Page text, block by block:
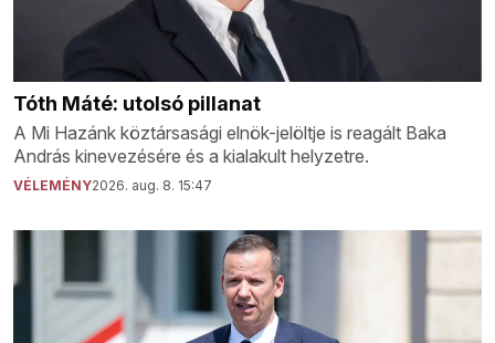
Tóth Máté: utolsó pillanat
A Mi Hazánk köztársasági elnök-jelöltje is reagált Baka
András kinevezésére és a kialakult helyzetre.
VÉLEMÉNY2026. aug. 8. 15:47